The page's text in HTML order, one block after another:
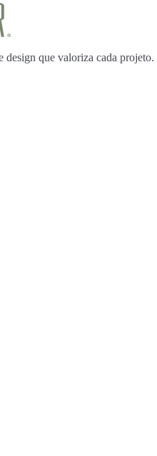
que valoriza cada projeto.